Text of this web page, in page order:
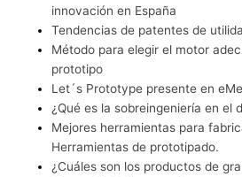
innovación en España
Tendencias de patentes de
Método para elegir el motor
prototipo
Let´s Prototype presente en
¿Qué es la sobreingeniería en el
Mejores herramientas para
Herramientas de prototipado.
¿Cuáles son los productos de